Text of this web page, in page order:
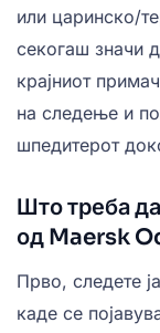
или царинско/
секогаш значи
крајниот
на следење и
шпедитерот
Што треба
од Maersk
Прво, следете
каде се